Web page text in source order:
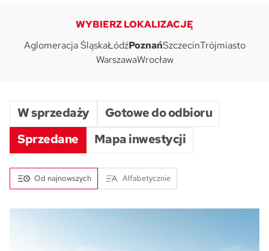
WYBIERZ LOKALIZACJĘ
Aglomeracja ŚląskaŁódźPoznańSzczecinTrójmiasto
WarszawaWrocław
W sprzedaży
Gotowe do odbioru
Sprzedane
Mapa inwestycji
Od najnowszych Alfabetycznie
Skwer Witosa w Piastowie